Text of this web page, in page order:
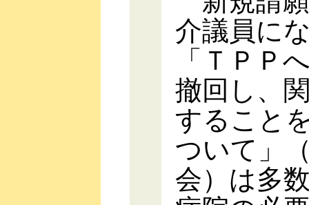
介議員に
「ＴＰＰ
撤回し、
すること
ついて」
会）は多